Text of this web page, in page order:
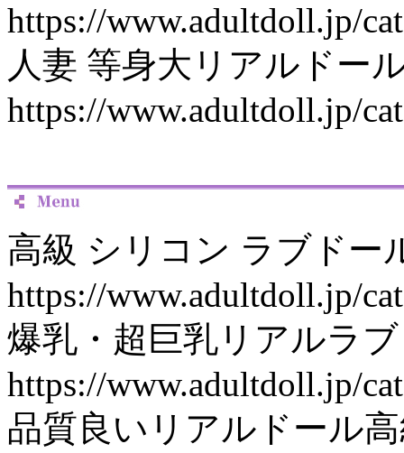
https://www.adultdoll.jp/
人妻 等身大リアルドー
https://www.adultdoll.jp/
高級 シリコン ラブドー
https://www.adultdoll.jp/
爆乳・超巨乳リアルラ
https://www.adultdoll.jp/
品質良いリアルドール